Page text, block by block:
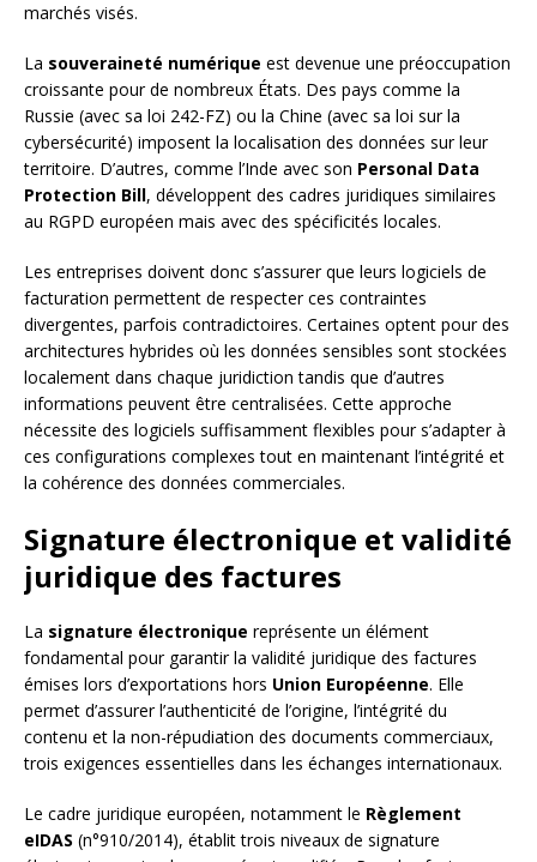
marchés visés.
La souveraineté numérique est devenue une préoccupation
croissante pour de nombreux États. Des pays comme la
Russie (avec sa loi 242-FZ) ou la Chine (avec sa loi sur la
cybersécurité) imposent la localisation des données sur leur
territoire. D’autres, comme l’Inde avec son Personal Data
Protection Bill, développent des cadres juridiques similaires
au RGPD européen mais avec des spécificités locales.
Les entreprises doivent donc s’assurer que leurs logiciels de
facturation permettent de respecter ces contraintes
divergentes, parfois contradictoires. Certaines optent pour des
architectures hybrides où les données sensibles sont stockées
localement dans chaque juridiction tandis que d’autres
informations peuvent être centralisées. Cette approche
nécessite des logiciels suffisamment flexibles pour s’adapter à
ces configurations complexes tout en maintenant l’intégrité et
la cohérence des données commerciales.
Signature électronique et validité
juridique des factures
La signature électronique représente un élément
fondamental pour garantir la validité juridique des factures
émises lors d’exportations hors Union Européenne. Elle
permet d’assurer l’authenticité de l’origine, l’intégrité du
contenu et la non-répudiation des documents commerciaux,
trois exigences essentielles dans les échanges internationaux.
Le cadre juridique européen, notamment le Règlement
eIDAS (n°910/2014), établit trois niveaux de signature